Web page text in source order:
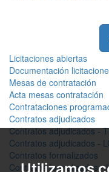
Licitaciones abiertas
Documentación
Mesas de contratación
Acta mesas contratación
Contrataciones
Contratos adjudicados
Contratos adjudicados -
Contratos adjudicados -
Contratos formalizados
Contratos formalizados -